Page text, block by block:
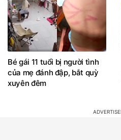
Bé gái 11 tuổi bị người tình
của mẹ đánh đập, bắt quỳ
xuyên đêm